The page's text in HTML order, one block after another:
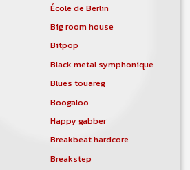
École de Berlin
Big room house
Bitpop
Black metal symphonique
Blues touareg
Boogaloo
Happy gabber
Breakbeat hardcore
Breakstep